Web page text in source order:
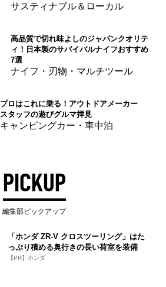
サスティナブル＆ローカル
高品質で切れ味よしのジャパンクオリテ
ィ！日本製のサバイバルナイフおすすめ
7選
ナイフ・刃物・マルチツール
プロはこれに乗る！アウトドアメーカー
スタッフの遊びグルマ拝見
キャンピングカー・車中泊
PICKUP
編集部ピックアップ
「ホンダ ZR-V クロスツーリング」はた
っぷり積める奥行きの長い荷室を装備
【PR】ホンダ